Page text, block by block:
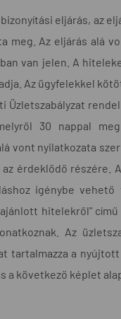
eljárás, az
meg. Az eljárás alá
van jelen. A
Az ügyfelekkel
Üzletszabályzat
30 nappal
vont nyilatkozata
érdeklődő részére.
igénybe
hitelekről"
Az
tartalmazza a
a következő képlet